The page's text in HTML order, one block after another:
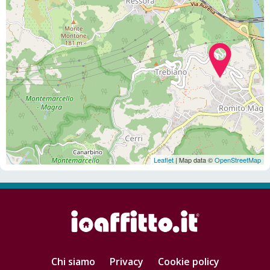
Leaflet | Map data ©OpenStreetMap
Chi siamo Privacy Cookie policy